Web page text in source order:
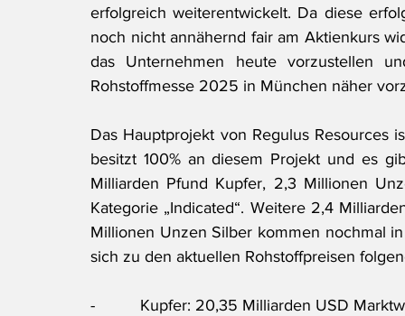
erfolgreich weiterentwickelt. Da diese
noch nicht annähernd fair am Aktienkurs
das Unternehmen heute vorzustellen
Rohstoffmesse 2025 in München näher
Das Hauptprojekt von Regulus Resources
besitzt 100% an diesem Projekt und es
Milliarden Pfund Kupfer, 2,3 Millionen
Kategorie „Indicated“. Weitere 2,4
Millionen Unzen Silber kommen nochmal
sich zu den aktuellen Rohstoffpreisen
-          Kupfer: 20,35 Milliarden USD